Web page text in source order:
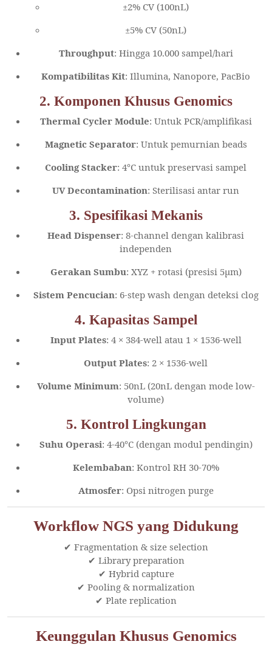
±2% CV (100nL)
±5% CV (50nL)
Throughput: Hingga 10.000 sampel/hari
Kompatibilitas Kit: Illumina, Nanopore, PacBio
2. Komponen Khusus Genomics
Thermal Cycler Module: Untuk PCR/amplifikasi
Magnetic Separator: Untuk pemurnian beads
Cooling Stacker: 4°C untuk preservasi sampel
UV Decontamination: Sterilisasi antar run
3. Spesifikasi Mekanis
Head Dispenser: 8-channel dengan kalibrasi
independen
Gerakan Sumbu: XYZ + rotasi (presisi 5μm)
Sistem Pencucian: 6-step wash dengan deteksi clog
4. Kapasitas Sampel
Input Plates: 4 × 384-well atau 1 × 1536-well
Output Plates: 2 × 1536-well
Volume Minimum: 50nL (20nL dengan mode low-
volume)
5. Kontrol Lingkungan
Suhu Operasi: 4-40°C (dengan modul pendingin)
Kelembaban: Kontrol RH 30-70%
Atmosfer: Opsi nitrogen purge
Workflow NGS yang Didukung
✔ Fragmentation & size selection
✔ Library preparation
✔ Hybrid capture
✔ Pooling & normalization
✔ Plate replication
Keunggulan Khusus Genomics